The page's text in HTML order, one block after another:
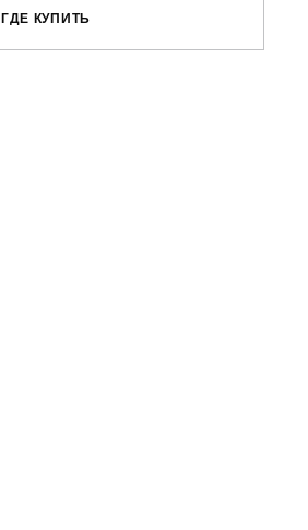
ГДЕ КУПИТЬ